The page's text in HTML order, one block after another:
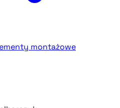
montażowe